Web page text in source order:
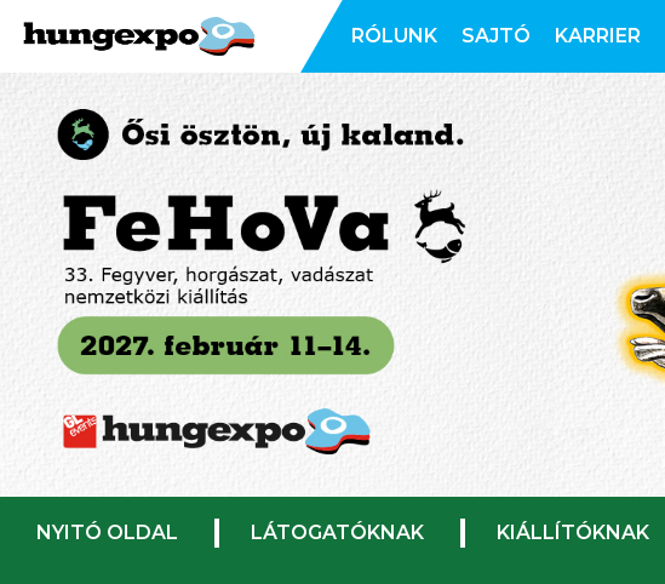
RÓLUNK SAJTÓ KARRIER
NYITÓ OLDAL LÁTOGATÓKNAK KIÁLLÍTÓKNAK